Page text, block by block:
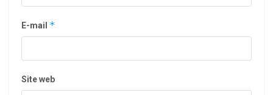
E-mail *
Site web